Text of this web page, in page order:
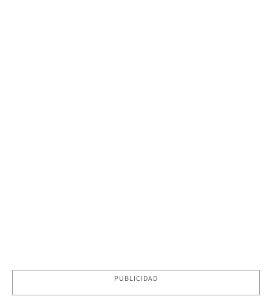
PUBLICIDAD